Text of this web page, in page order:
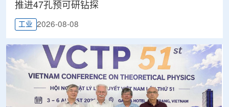
推进47孔预可研钻探
工业 2026-08-08